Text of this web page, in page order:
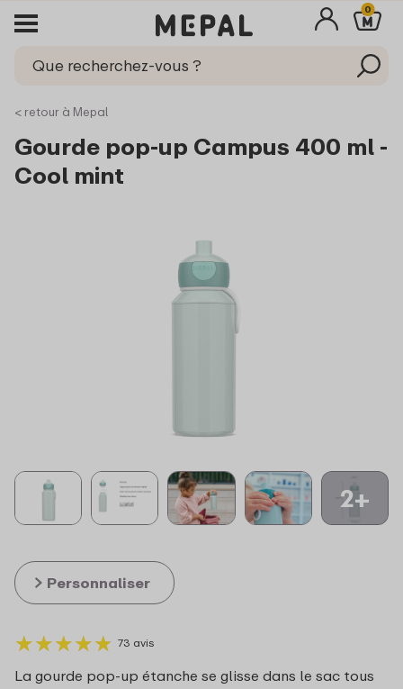
0
< retour à Mepal
Gourde pop-up Campus 400 ml -
Cool mint
2+
★★★★★
★★★★★ 73 avis
La gourde pop-up étanche se glisse dans le sac tous
Personnaliser